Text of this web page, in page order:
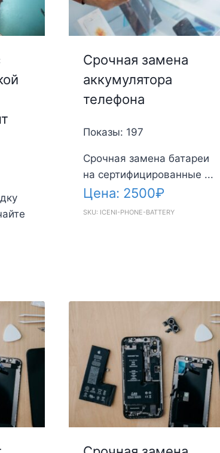
Срочная замена
аккумулятора
телефона
Показы: 197
Срочная замена батареи
на сертифицированные ...
Цена: 2500₽
SKU: ICENI-PHONE-BATTERY